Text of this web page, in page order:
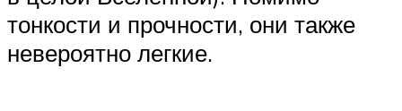
тонкости и прочности, они также
невероятно легкие.